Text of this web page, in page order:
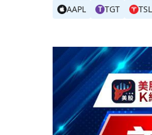
AAPL T TGT